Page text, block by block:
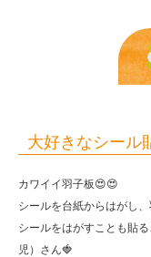
大好きなシール
カワイイ羽子板😍😍
シールを台紙からはがし
シールをはがすことも貼
児）さん🍓